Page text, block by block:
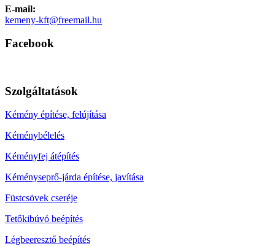
E-mail:
kemeny-kft@freemail.hu
Facebook
Szolgáltatások
Kémény építése, felújítása
Kéménybélelés
Kéményfej átépítés
Kéményseprő-járda építése, javítása
Füstcsövek cseréje
Tetőkibúvó beépítés
Légbeeresztő beépítés